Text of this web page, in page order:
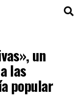
un
las
popular